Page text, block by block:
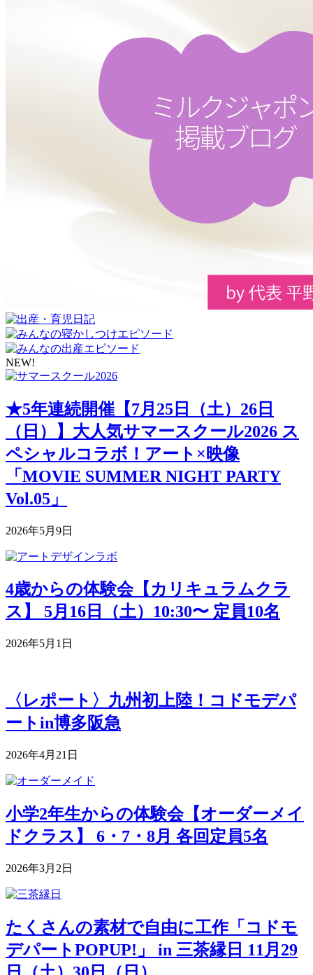
NEW!
★5年連続開催【7月25日（土）26日
（日）】大人気サマースクール2026 ス
ペシャルコラボ！アート×映像
「MOVIE SUMMER NIGHT PARTY
Vol.05」
2026年5月9日
4歳からの体験会【カリキュラムクラ
ス】 5月16日（土）10:30〜 定員10名
2026年5月1日
〈レポート〉九州初上陸！コドモデパ
ートin博多阪急
2026年4月21日
小学2年生からの体験会【オーダーメイ
ドクラス】 6・7・8月 各回定員5名
2026年3月2日
たくさんの素材で自由に工作「コドモ
デパートPOPUP!」 in 三茶縁日 11月29